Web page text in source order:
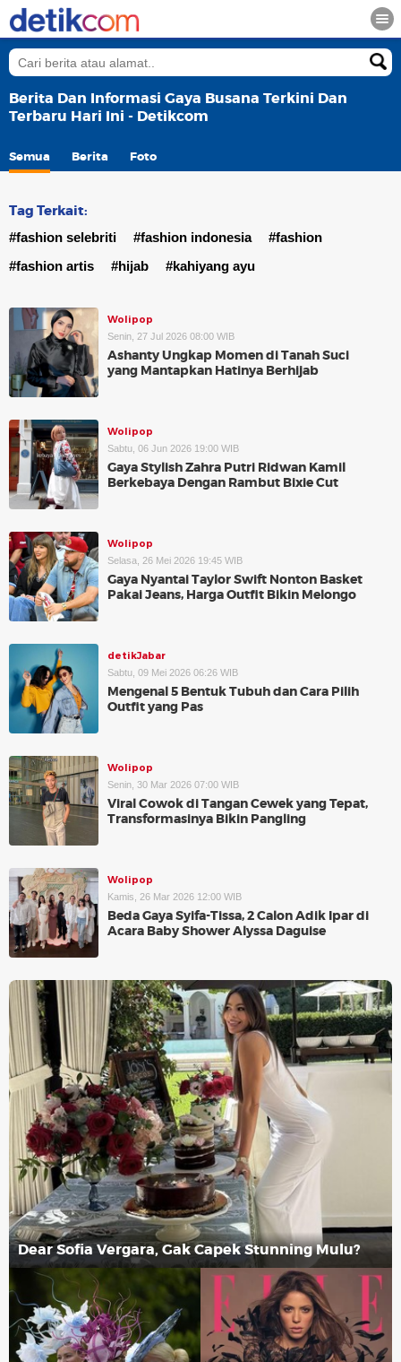
Berita Dan Informasi Gaya Busana Terkini Dan
Terbaru Hari Ini - Detikcom
Semua Berita Foto
Tag Terkait:
#fashion selebriti #fashion indonesia
#fashion
#fashion artis
#hijab #kahiyang ayu
Wolipop
Senin, 27 Jul 2026 08:00 WIB
Ashanty Ungkap Momen di Tanah Suci
yang Mantapkan Hatinya Berhijab
Wolipop
Sabtu, 06 Jun 2026 19:00 WIB
Gaya Stylish Zahra Putri Ridwan Kamil
Berkebaya Dengan Rambut Bixie Cut
Wolipop
Selasa, 26 Mei 2026 19:45 WIB
Gaya Nyantai Taylor Swift Nonton Basket
Pakai Jeans, Harga Outfit Bikin Melongo
detikJabar
Sabtu, 09 Mei 2026 06:26 WIB
Mengenal 5 Bentuk Tubuh dan Cara Pilih
Outfit yang Pas
Wolipop
Senin, 30 Mar 2026 07:00 WIB
Viral Cowok di Tangan Cewek yang Tepat,
Transformasinya Bikin Pangling
Wolipop
Kamis, 26 Mar 2026 12:00 WIB
Beda Gaya Syifa-Tissa, 2 Calon Adik Ipar di
Acara Baby Shower Alyssa Daguise
Dear Sofia Vergara, Gak Capek Stunning Mulu?